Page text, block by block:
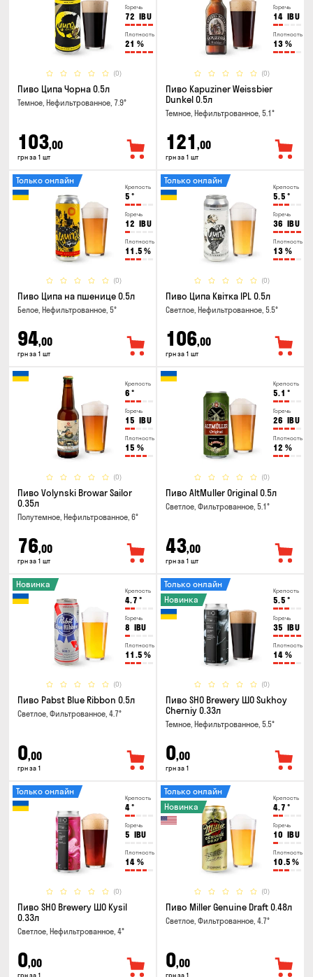
Горечь
72 IBU
Плотность
21 %
(0)
Пиво Ципа Чорна 0.5л
Темное, Нефильтрованное, 7.9°
103,00
грн за 1 шт
Горечь
14 IBU
Плотность
13 %
(0)
Пиво Kapuziner Weissbier
Dunkel 0.5л
Темное, Нефильтрованное, 5.1°
121 ,00
грн за 1 шт
Крепость
5 °
Горечь
12 IBU
Плотность
11.5 %
(0)
Только онлайн
Пиво Ципа на пшенице 0.5л
Белое, Нефильтрованное, 5°
94,00
грн за 1 шт
Крепость
5.5 °
Горечь
36 IBU
Плотность
13 %
(0)
Только онлайн
Пиво Ципа Квітка IPL 0.5л
Светлое, Нефильтрованное, 5.5°
106,00
грн за 1 шт
Крепость
6 °
Горечь
15 IBU
Плотность
15 %
(0)
Пиво Volynski Browar Sailor
0.35л
Полутемное, Нефильтрованное, 6°
76,00
грн за 1 шт
Крепость
5.1 °
Горечь
26 IBU
Плотность
12 %
(0)
Пиво AltMuller Original 0.5л
Светлое, Фильтрованное, 5.1°
43,00
грн за 1 шт
Крепость
4.7 °
Горечь
8 IBU
Плотность
11.5 %
(0)
Новинка
Пиво Pabst Blue Ribbon 0.5л
Светлое, Фильтрованное, 4.7°
0,00
грн за 1
Крепость
5.5 °
Горечь
35 IBU
Плотность
14 %
(0)
Только онлайн
Новинка
Пиво SHO Brewery ШО Sukhoy
Cherniy 0.33л
Темное, Нефильтрованное, 5.5°
0,00
грн за 1
Крепость
4°
Горечь
5 IBU
Плотность
14 %
(0)
Только онлайн
Пиво SHO Brewery ШО Kysil
0.33л
Светлое, Нефильтрованное, 4°
0,00
грн за 1
Крепость
4.7 °
Горечь
10 IBU
Плотность
10.5 %
(0)
Только онлайн
Новинка
Пиво Miller Genuine Draft 0.48л
Светлое, Фильтрованное, 4.7°
0,00
грн за 1